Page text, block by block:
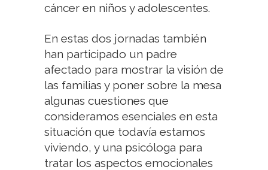
cáncer en niños y adolescentes.
En estas dos jornadas también
han participado un padre
afectado para mostrar la visión de
las familias y poner sobre la mesa
algunas cuestiones que
consideramos esenciales en esta
situación que todavía estamos
viviendo, y una psicóloga para
tratar los aspectos emocionales